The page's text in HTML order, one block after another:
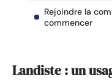
Rejoindre la
commencer
Landiste : un